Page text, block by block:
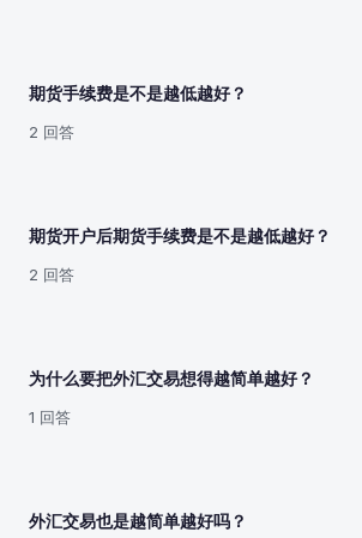
期货手续费是不是越低越好？
2 回答
期货开户后期货手续费是不是越低越好？
2 回答
为什么要把外汇交易想得越简单越好？
1 回答
外汇交易也是越简单越好吗？